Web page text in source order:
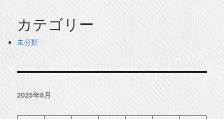
カテゴリー
未分類
2025年8月